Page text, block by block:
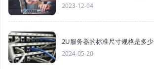
2023-12-04
2U服务器的标准尺寸规格是多少
2024-05-20